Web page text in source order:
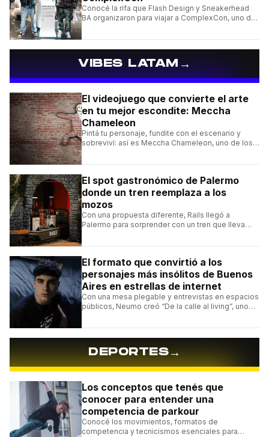
Conocé la rifa que Flash Design y Sneakerhead
BA organizaron para viajar a ComplexCon, uno de
VIBES LATAM→
El videojuego que convierte el arte
en tu mejor escondite: Meccha
Chameleon
Pintá tu personaje, fundite con el escenario y
sobreviví: así es Meccha Chameleon, uno de los
El spot gastronómico de Palermo
donde un tren reemplaza a los
mozos
Con una propuesta diferente, Rails llegó a
Palermo para sorprender con un tren que lleva
El formato que convirtió a los
personajes más insólitos de Buenos
Aires en estrellas de internet
Con una mesa plegable y entrevistas en espacios
públicos, Neumo creó “De la calle al living”, uno
DEPORTES→
Los conceptos que tenés que
conocer para entender una
competencia de parkour
Conocé los movimientos, formatos de
competencia y tecnicismos esenciales para